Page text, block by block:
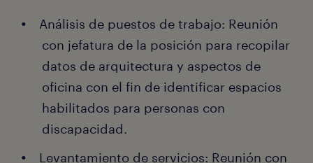
Análisis de puestos de trabajo: Reunión
con jefatura de la posición para recopilar
datos de arquitectura y aspectos de
oficina con el fin de identificar espacios
habilitados para personas con
discapacidad.
Levantamiento de servicios: Reunión con